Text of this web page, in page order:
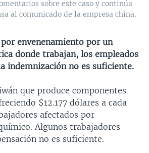
AL DÍA
sobre este caso y continúa
al comunicado de la empresa china.
envenenamiento por un
donde trabajan, los empleados
indemnización no es suficiente.
que produce componentes
$12.177 dólares a cada
afectados por
Algunos trabajadores
no es suficiente.